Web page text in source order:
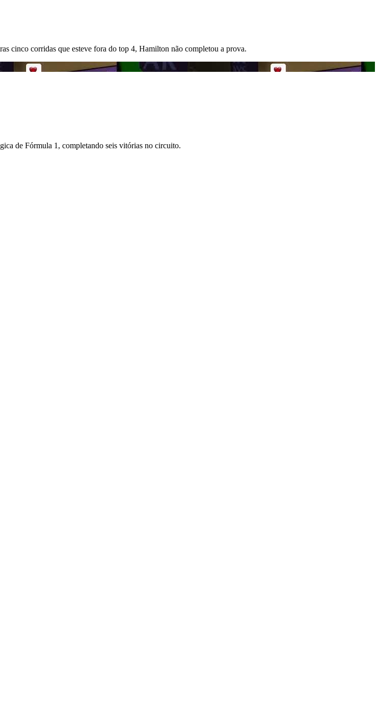
cinco corridas que esteve fora do top 4, Hamilton não completou a prova.
de Fórmula 1, completando seis vitórias no circuito.